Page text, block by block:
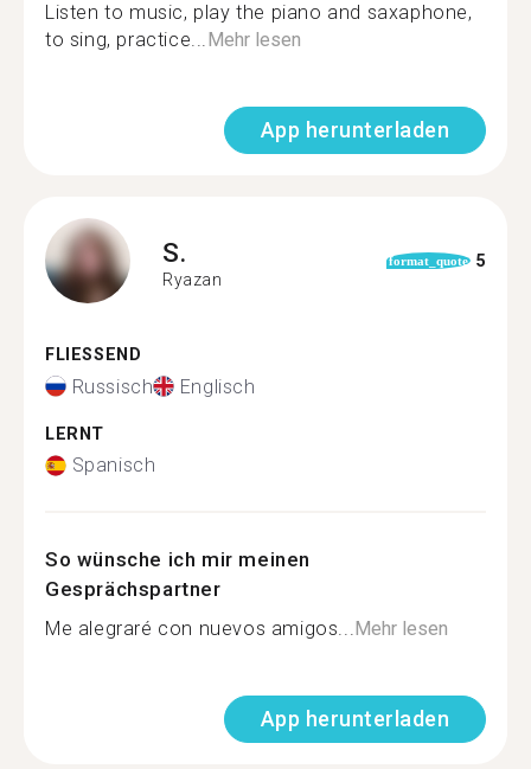
Listen to music, play the piano and saxaphone,
to sing, practice...Mehr lesen
App herunterladen
S.
Ryazan
format_quote 5
FLIESSEND
Russisch Englisch
LERNT
Spanisch
So wünsche ich mir meinen
Gesprächspartner
Me alegraré con nuevos amigos...Mehr lesen
App herunterladen